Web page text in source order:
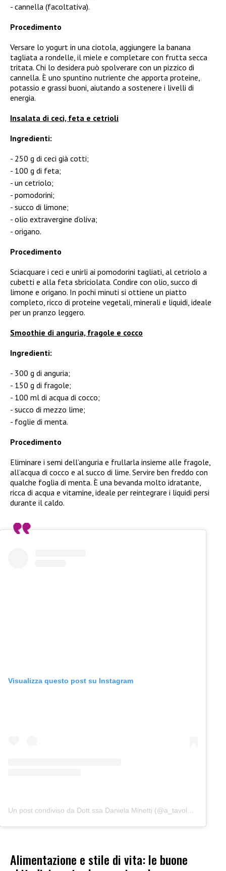
cannella (facoltativa).
Procedimento
Versare lo yogurt in una ciotola, aggiungere la banana
tagliata a rondelle, il miele e completare con frutta secca
tritata. Chi lo desidera può spolverare con un pizzico di
cannella. È uno spuntino nutriente che apporta proteine,
potassio e grassi buoni, aiutando a sostenere i livelli di
energia.
Insalata di ceci, feta e cetrioli
Ingredienti:
250 g di ceci già cotti;
100 g di feta;
un cetriolo;
pomodorini;
succo di limone;
olio extravergine d’oliva;
origano.
Procedimento
Sciacquare i ceci e unirli ai pomodorini tagliati, al cetriolo a
cubetti e alla feta sbriciolata. Condire con olio, succo di
limone e origano. In pochi minuti si ottiene un piatto
completo, ricco di proteine vegetali, minerali e liquidi, ideale
per un pranzo leggero.
Smoothie di anguria, fragole e cocco
Ingredienti:
300 g di anguria;
150 g di fragole;
100 ml di acqua di cocco;
succo di mezzo lime;
foglie di menta.
Procedimento
Eliminare i semi dell’anguria e frullarla insieme alle fragole,
all’acqua di cocco e al succo di lime. Servire ben freddo con
qualche foglia di menta. È una bevanda molto idratante,
ricca di acqua e vitamine, ideale per reintegrare i liquidi persi
durante il caldo.
Visualizza questo post su Instagram
Alimentazione e stile di vita: le buone